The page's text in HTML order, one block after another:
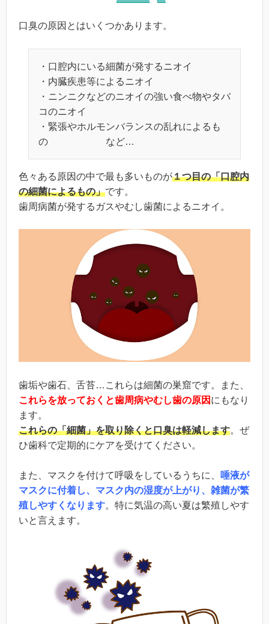
口臭の原因とはいくつかあります。
・口腔内にいる細菌が発するニオイ
・内臓疾患等によるニオイ
・ニンニクなどのニオイの強い食べ物やタバ
コのニオイ
・緊張やホルモンバランスの乱れによるも
の など…
色々ある原因の中で最も多いものが１つ目の「口腔内
の細菌によるもの」です。
歯周病菌が発するガスやむし歯菌によるニオイ。
歯垢や歯石、舌苔…これらは細菌の巣窟です。また、
これらを放っておくと歯周病やむし歯の原因 にもなり
ます。
これらの「細菌」を取り除くと口臭は軽減します。ぜ
ひ歯科で定期的にケアを受けてください。
また、マスクを付けて呼吸をしているうちに、
唾液が
マスクに付着し、マスク内の湿度が上がり、雑菌が繁
殖しやすくなります。特に気温の高い夏は繁殖しやす
いと言えます。